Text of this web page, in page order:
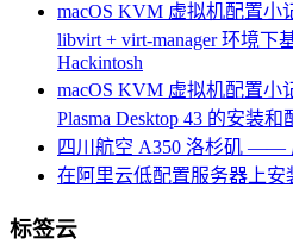
macOS KVM 虚拟机配置
libvirt + virt-manager 环境下
Hackintosh
macOS KVM 虚拟机配置
Plasma Desktop 43 的安装和
四川航空 A350 洛杉矶 ——
在阿里云低配置服务器上安
标签云